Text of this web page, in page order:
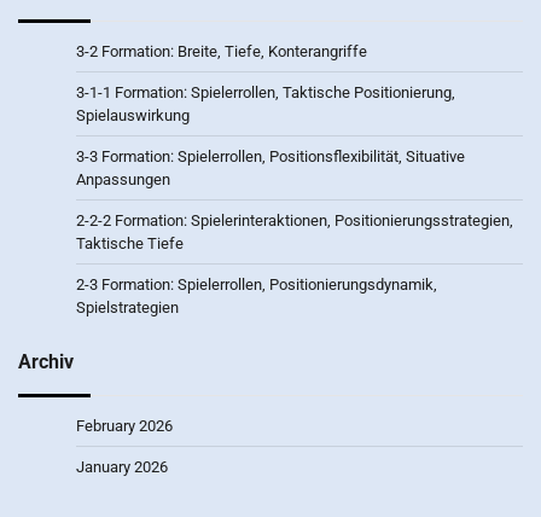
3-2 Formation: Breite, Tiefe, Konterangriffe
3-1-1 Formation: Spielerrollen, Taktische Positionierung,
Spielauswirkung
3-3 Formation: Spielerrollen, Positionsflexibilität, Situative
Anpassungen
2-2-2 Formation: Spielerinteraktionen, Positionierungsstrategien,
Taktische Tiefe
2-3 Formation: Spielerrollen, Positionierungsdynamik,
Spielstrategien
Archiv
February 2026
January 2026